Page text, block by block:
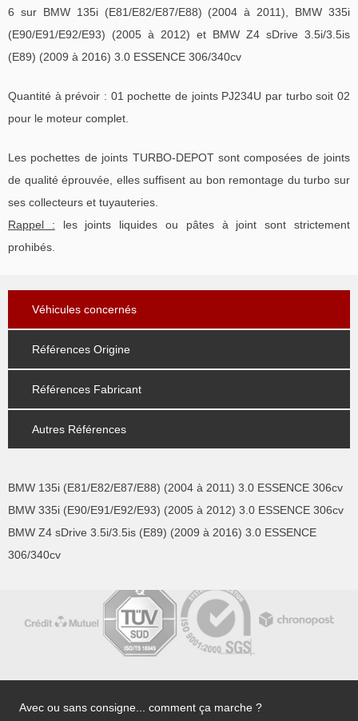
6 sur BMW 135i (E81/E82/E87/E88) (2004 à 2011), BMW 335i
(E90/E91/E92/E93) (2005 à 2012) et BMW Z4 sDrive 3.5i/3.5is
(E89) (2009 à 2016) 3.0 ESSENCE 306/340cv
Quantité à prévoir : 01 pochette de joints PJ234U par turbo soit 02
pour le moteur complet.
Les pochettes de joints TURBO-DEPOT sont composées de joints
de qualité éprouvée, elles suffisent au bon remontage du turbo sur
ses collecteurs et tuyauteries.
Rappel : les joints liquides ou pâtes à joint sont strictement
prohibés.
Véhicules concernés
Références Origine
Références Fabricant
Autres Références
BMW 135i (E81/E82/E87/E88) (2004 à 2011) 3.0 ESSENCE 306cv
BMW 335i (E90/E91/E92/E93) (2005 à 2012) 3.0 ESSENCE 306cv
BMW Z4 sDrive 3.5i/3.5is (E89) (2009 à 2016) 3.0 ESSENCE
306/340cv
Avec ou sans consigne... comment ça marche ?